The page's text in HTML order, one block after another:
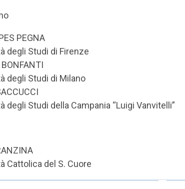
PEGNA
degli Studi di Firenze
degli Studi di Milano
degli Studi della Campania “Luigi Vanvitelli”
Cattolica del S. Cuore